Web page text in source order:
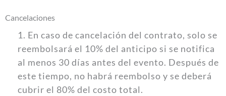
Cancelaciones
1. En caso de cancelación del contrato, solo se
reembolsará el 10% del anticipo si se notifica
al menos 30 días antes del evento. Después de
este tiempo, no habrá reembolso y se deberá
cubrir el 80% del costo total.